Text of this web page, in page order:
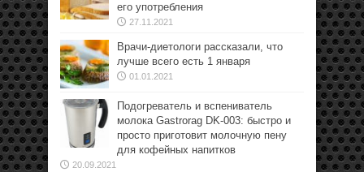
его употребления
27.11.2021
Врачи-диетологи рассказали, что
лучше всего есть 1 января
01.01.2021
Подогреватель и вспениватель
молока Gastrorag DK-003: быстро и
просто приготовит молочную пену
для кофейных напитков
20.09.2021